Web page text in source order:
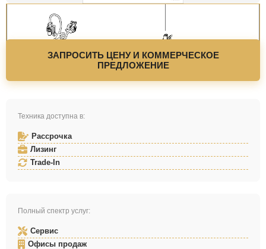
ЗАПРОСИТЬ ЦЕНУ И КОММЕРЧЕСКОЕ
ПРЕДЛОЖЕНИЕ
Техника доступна в:
Рассрочка
Лизинг
Trade-In
Полный спектр услуг:
Сервис
Офисы продаж